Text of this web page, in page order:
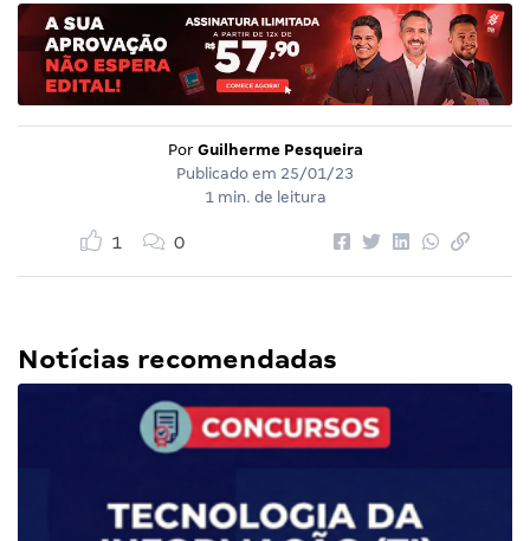
Por Guilherme Pesqueira
Publicado em 25/01/23
1 min. de leitura
1 0
Notícias recomendadas